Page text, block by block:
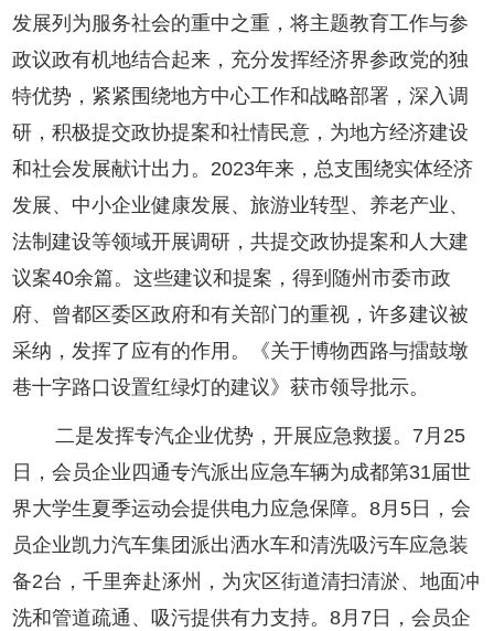
发展列为服务社会的重中之重，将主题教育工作与参
政议政有机地结合起来，充分发挥经济界参政党的独
特优势，紧紧围绕地方中心工作和战略部署，深入调
研，积极提交政协提案和社情民意，为地方经济建设
和社会发展献计出力。2023年来，总支围绕实体经济
发展、中小企业健康发展、旅游业转型、养老产业、
法制建设等领域开展调研，共提交政协提案和人大建
议案40余篇。这些建议和提案，得到随州市委市政
府、曾都区委区政府和有关部门的重视，许多建议被
采纳，发挥了应有的作用。《关于博物西路与擂鼓墩
巷十字路口设置红绿灯的建议》获市领导批示。
二是发挥专汽企业优势，开展应急救援。7月25
日，会员企业四通专汽派出应急车辆为成都第31届世
界大学生夏季运动会提供电力应急保障。8月5日，会
员企业凯力汽车集团派出洒水车和清洗吸污车应急装
备2台，千里奔赴涿州，为灾区街道清扫清淤、地面冲
洗和管道疏通、吸污提供有力支持。8月7日，会员企